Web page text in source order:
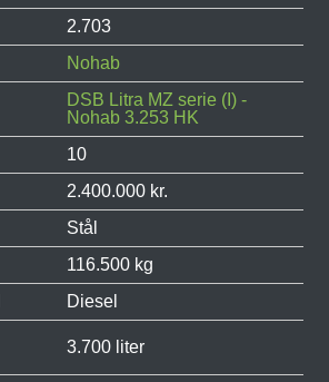
2.703
Nohab
DSB Litra MZ serie (I) -
Nohab 3.253 HK
10
2.400.000 kr.
Stål
116.500 kg
Diesel
3.700 liter